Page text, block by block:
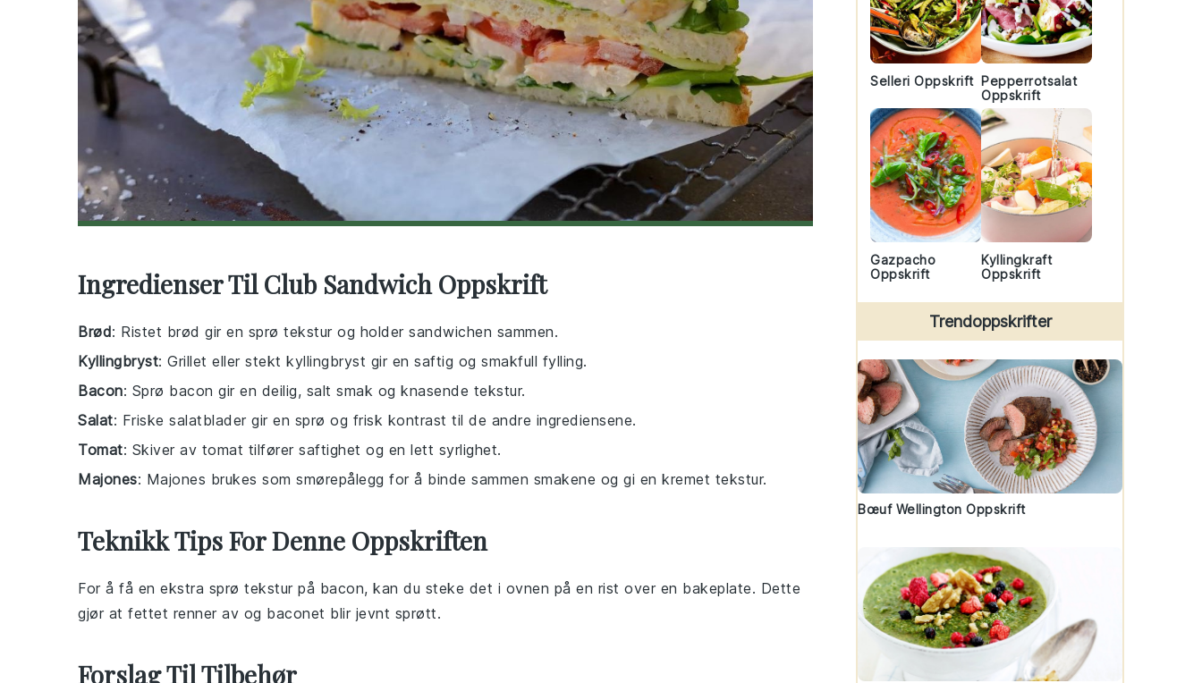
Ingredienser Til Club Sandwich Oppskrift
Brød: Ristet brød gir en sprø tekstur og holder sandwichen sammen.
Kyllingbryst: Grillet eller stekt kyllingbryst gir en saftig og smakfull fylling.
Bacon: Sprø bacon gir en deilig, salt smak og knasende tekstur.
Salat: Friske salatblader gir en sprø og frisk kontrast til de andre ingrediensene.
Tomat: Skiver av tomat tilfører saftighet og en lett syrlighet.
Majones: Majones brukes som smørepålegg for å binde sammen smakene og gi en kremet tekstur.
Teknikk Tips For Denne Oppskriften
For å få en ekstra sprø tekstur på bacon, kan du steke det i ovnen på en rist over en bakeplate. Dette
gjør at fettet renner av og baconet blir jevnt sprøtt.
Forslag Til Tilbehør
Selleri Oppskrift Pepperrotsalat
Oppskrift
Gazpacho
Oppskrift
Kyllingkraft
Oppskrift
Trendoppskrifter
Bœuf Wellington Oppskrift